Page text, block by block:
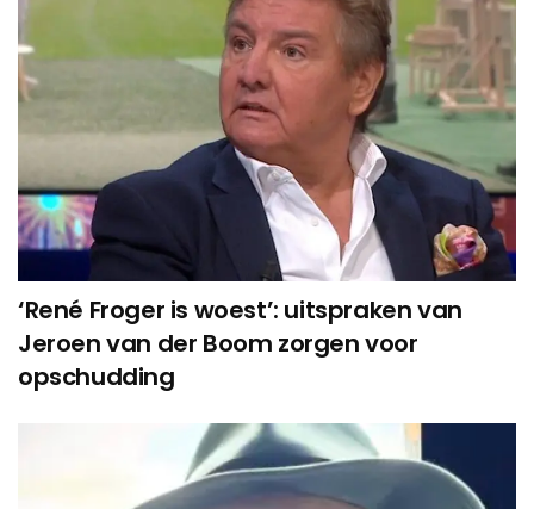
‘René Froger is woest’: uitspraken van
Jeroen van der Boom zorgen voor
opschudding